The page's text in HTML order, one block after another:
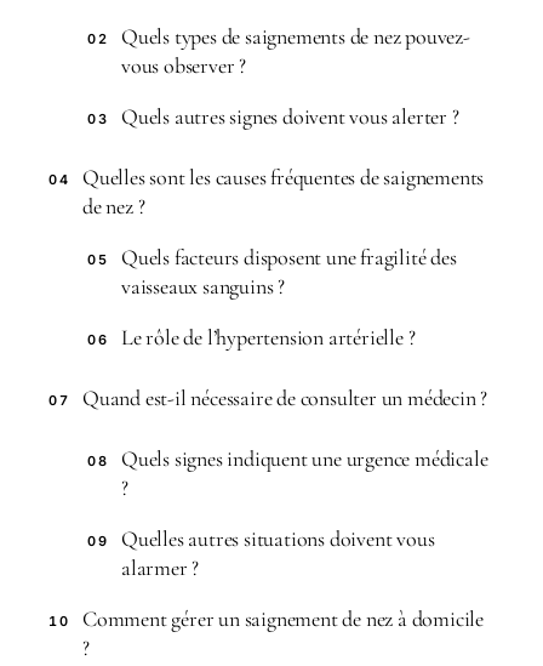
02
Quels types de saignements de nez pouvez-
vous observer ?
03 Quels autres signes doivent vous alerter ?
04
Quelles sont les causes fréquentes de saignements
de nez ?
05
Quels facteurs disposent une fragilité des
vaisseaux sanguins ?
06 Le rôle de l’hypertension artérielle ?
07 Quand est-il nécessaire de consulter un médecin ?
08
Quels signes indiquent une urgence médicale
?
09
Quelles autres situations doivent vous
alarmer ?
10
Comment gérer un saignement de nez à domicile
?